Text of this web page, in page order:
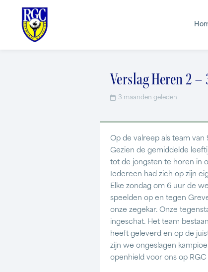
Verslag Heren 2
3 maanden geleden
Op de valreep als team
Gezien de gemiddelde
tot de jongsten te horen in
Iedereen had zich op zijn
Elke zondag om 6 uur de
speelden op en tegen
onze zegekar. Onze
ingeschat. Het team
heeft geleverd en op de
zijn we ongeslagen
openhield voor ons op